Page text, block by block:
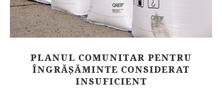
PLANUL COMUNITAR PENTRU
ÎNGRĂȘĂMINTE CONSIDERAT
INSUFICIENT